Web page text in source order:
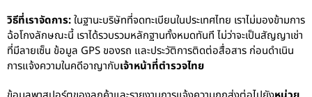
วิธีที่เราจัดการ:ในฐานะบริษัทที่จดทะเบียนในประเทศไทย เราไม่มองข้ามการ
ฉ้อโกงลักษณะนี้ เราได้รวบรวมหลักฐานทั้งหมดทันที ไม่ว่าจะเป็นสัญญาเช่า
ที่มีลายเซ็น ข้อมูล GPS ของรถ และประวัติการติดต่อสื่อสาร ก่อนดำเนิน
การแจ้งความในคดีอาญากับเจ้าหน้าที่ตำรวจไทย